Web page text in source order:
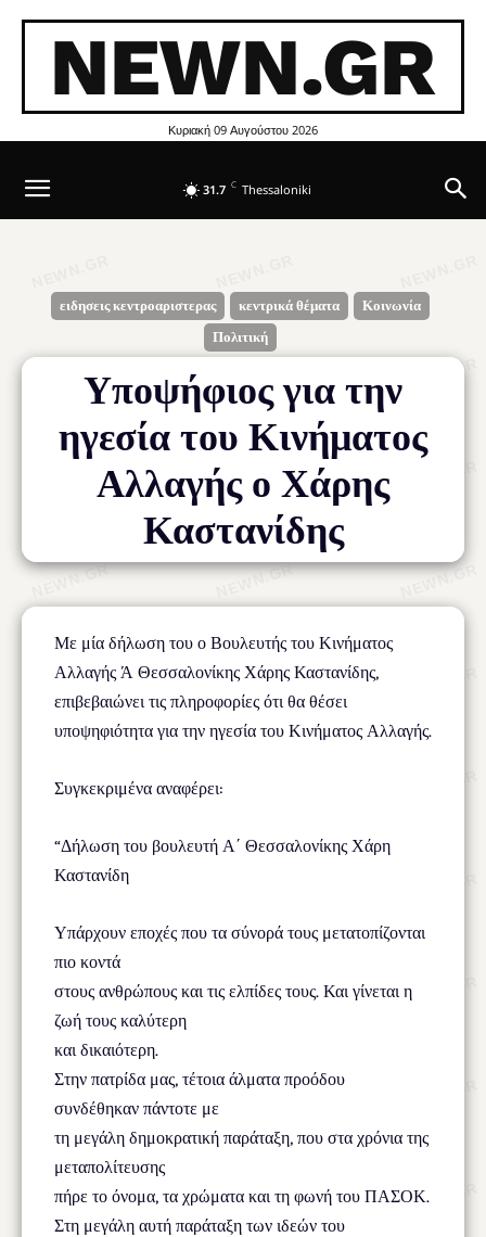
NEWN.GR
Κυριακή 09 Αυγούστου 2026
31.7 C Thessaloniki
ειδησεις κεντροαριστερας κεντρικά θέματα
Κοινωνία
Πολιτική
Υποψήφιος για την
ηγεσία του Κινήματος
Αλλαγής ο Χάρης
Καστανίδης
Με μία δήλωση του ο Βουλευτής του Κινήματος
Αλλαγής Ά Θεσσαλονίκης Χάρης Καστανίδης,
επιβεβαιώνει τις πληροφορίες ότι θα θέσει
υποψηφιότητα για την ηγεσία του Κινήματος Αλλαγής.
Συγκεκριμένα αναφέρει:
“Δήλωση του βουλευτή Α΄ Θεσσαλονίκης Χάρη
Καστανίδη
Υπάρχουν εποχές που τα σύνορά τους μετατοπίζονται
πιο κοντά
στους ανθρώπους και τις ελπίδες τους. Και γίνεται η
ζωή τους καλύτερη
και δικαιότερη.
Στην πατρίδα μας, τέτοια άλματα προόδου
συνδέθηκαν πάντοτε με
τη μεγάλη δημοκρατική παράταξη, που στα χρόνια της
μεταπολίτευσης
πήρε το όνομα, τα χρώματα και τη φωνή του ΠΑΣΟΚ.
Στη μεγάλη αυτή παράταξη των ιδεών του